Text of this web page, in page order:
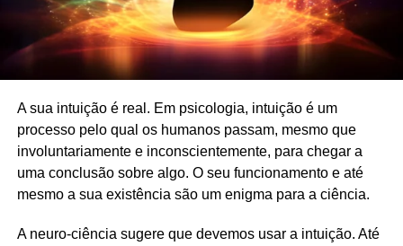
A sua intuição é real. Em psicologia, intuição é um
processo pelo qual os humanos passam, mesmo que
involuntariamente e inconscientemente, para chegar a
uma conclusão sobre algo. O seu funcionamento e até
mesmo a sua existência são um enigma para a ciência.
A neuro-ciência sugere que devemos usar a intuição. Até